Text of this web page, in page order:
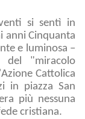
si sentì in
anni Cinquanta
e luminosa –
del "miracolo
Cattolica
in piazza San
più nessuna
cristiana.